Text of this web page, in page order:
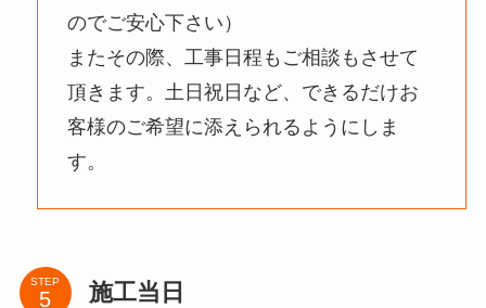
のでご安心下さい）
またその際、工事日程もご相談もさせて
頂きます。土日祝日など、できるだけお
客様のご希望に添えられるようにしま
す。
STEP 施工当日